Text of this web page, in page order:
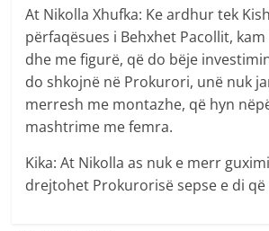
At Nikolla Xhufka: Ke ardhur tek
përfaqësues i Behxhet Pacollit,
dhe me figurë, që do bëje
do shkojnë në Prokurori, unë nuk
merresh me montazhe, që hyn
mashtrime me femra.
Kika: At Nikolla as nuk e merr
drejtohet Prokurorisë sepse e di